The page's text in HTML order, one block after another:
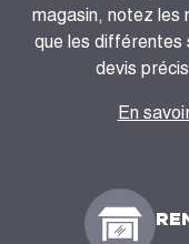
magasin, notez les
que les différentes
devis
En